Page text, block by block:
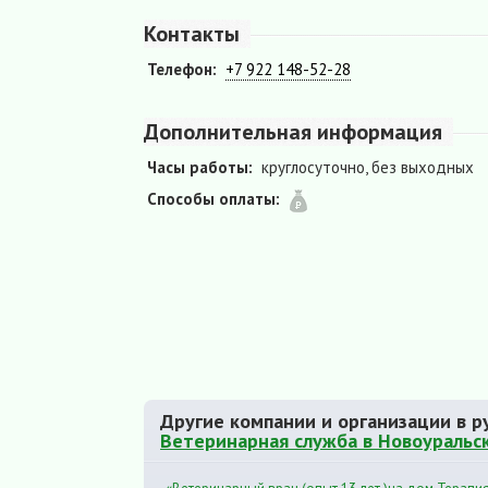
Контакты
Телефон: +7 922 148-52-28
Дополнительная информация
Часы работы: круглосуточно, без выходных
Способы оплаты:
Другие компании и организации в
Ветеринарная служба в